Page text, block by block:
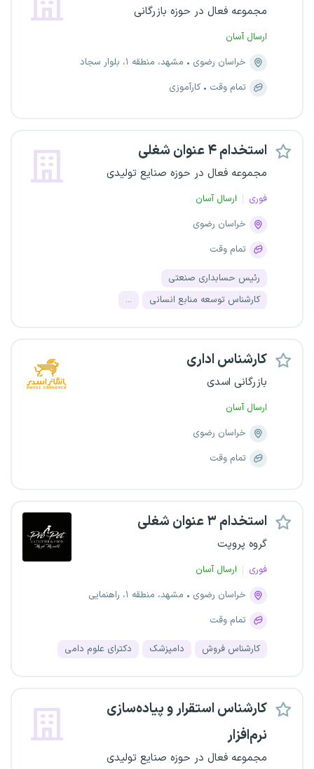
مجموعه فعال در حوزه بازرگانی
ارسال آسان
خراسان رضوی
مشهد، منطقه ۱، بلوار سجاد
تمام وقت
کارآموزی
استخدام ۴ عنوان شغلی
مجموعه فعال در حوزه صنایع تولیدی
فوری
ارسال آسان
خراسان رضوی
تمام وقت
رئیس حسابداری صنعتی
کارشناس توسعه منابع انسانی
...
کارشناس اداری
بازرگانی اسدی
ارسال آسان
خراسان رضوی
تمام وقت
استخدام ۳ عنوان شغلی
گروه پروپت
فوری
ارسال آسان
خراسان رضوی
مشهد، منطقه ۱، راهنمایی
تمام وقت
کارشناس فروش دامپزشک دکترای علوم دامی
کارشناس استقرار و پیاده‌سازی
نرم‌افزار
مجموعه فعال در حوزه صنایع تولیدی